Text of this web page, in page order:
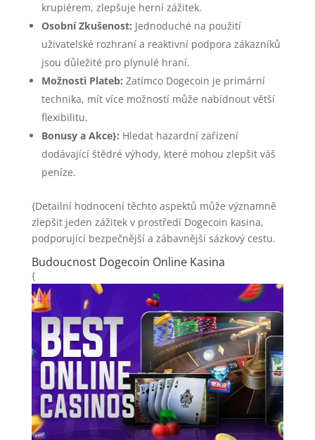
krupiérem, zlepšuje herní zážitek.
Osobní Zkušenost: Jednoduché na použití
uživatelské rozhraní a reaktivní podpora zákazníků
jsou důležité pro plynulé hraní.
Možnosti Plateb: Zatímco Dogecoin je primární
technika, mít více možností může nabídnout větší
flexibilitu.
Bonusy a Akce}: Hledat hazardní zařízení
dodávající štědré výhody, které mohou zlepšit váš
peníze.
{Detailní hodnocení těchto aspektů může významně
zlepšit jeden zážitek v prostředí Dogecoin kasina,
podporující bezpečnější a zábavnější sázkový cestu.
Budoucnost Dogecoin Online Kasina
{